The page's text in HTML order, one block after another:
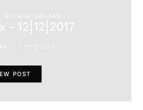
SKÖNHETSBOXAR
– 12|12|2017
POST